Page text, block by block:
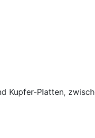
Kupfer-Platten,